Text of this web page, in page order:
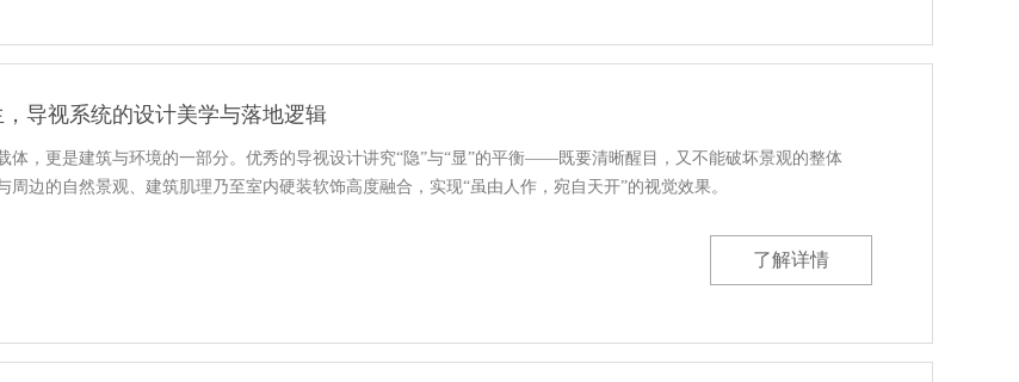
导视系统的设计美学与落地逻辑
体，更是建筑与环境的一部分。优秀的导视设计讲究“隐”与“显”的平衡——既要清晰醒目，又不能破坏景观的整体
周边的自然景观、建筑肌理乃至室内硬装软饰高度融合，实现“虽由人作，宛自天开”的视觉效果。
了解详情